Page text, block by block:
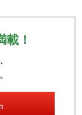
！